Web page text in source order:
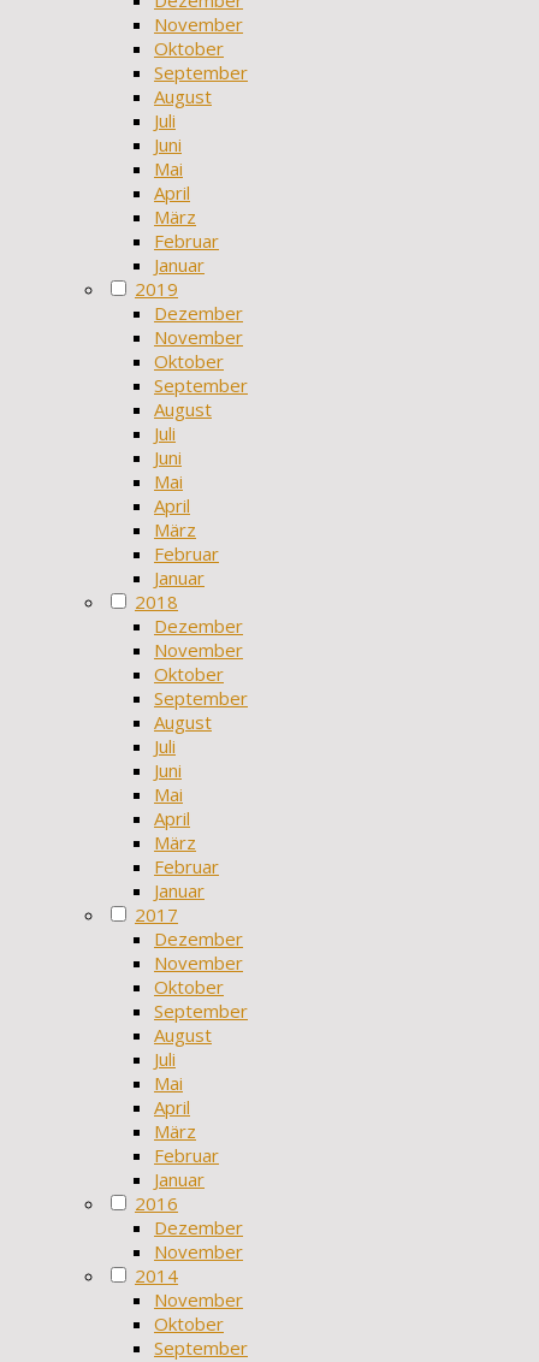
November
Oktober
September
August
Juli
Juni
Mai
April
März
Februar
Januar
2019
Dezember
November
Oktober
September
August
Juli
Juni
Mai
April
März
Februar
Januar
2018
Dezember
November
Oktober
September
August
Juli
Juni
Mai
April
März
Februar
Januar
2017
Dezember
November
Oktober
September
August
Juli
Mai
April
März
Februar
Januar
2016
Dezember
November
2014
November
Oktober
September